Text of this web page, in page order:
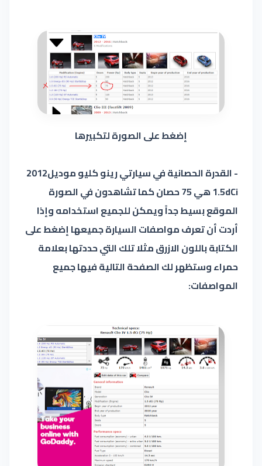
إضغط على الصورة لتكبيرها
- القدرة الحصانية في سيارتي رينو كليو موديل2012
1.5dCi هي 75 حصان كما تشاهدون في الصورة
الموقع بسيط جداً ويمكن للجميع استخدامه وإذا
أردت أن تعرف مواصفات السيارة جميعها إضغط على
الكتابة باللون الازرق مثلا تلك التي حددتها بعلامة
حمراء وستظهر لك الصفحة التالية فيها جميع
المواصفات: